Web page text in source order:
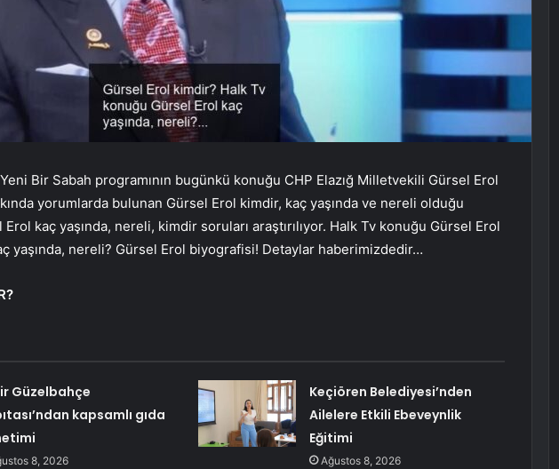
Bir Sabah programının bugünkü konuğu CHP Elazığ Milletvekili Gürsel Erol
yorumlarda bulunan Gürsel Erol kimdir, kaç yaşında ve nereli olduğu
kaç yaşında, nereli, kimdir soruları araştırılıyor. Halk Tv konuğu Gürsel Erol
yaşında, nereli? Gürsel Erol biyografisi! Detaylar haberimizdedir…
Güzelbahçe
kapsamlı gıda
8, 2026
Keçiören Belediyesi’nden
Ailelere Etkili Ebeveynlik
Eğitimi
Ağustos 8, 2026